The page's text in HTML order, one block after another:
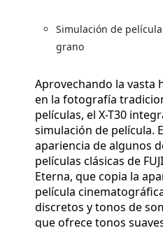
Simulación de
grano
Aprovechando la vasta
en la fotografía
películas, el X-T30
simulación de película.
apariencia de algunos
películas clásicas de
Eterna, que copia la
película
discretos y tonos de
que ofrece tonos